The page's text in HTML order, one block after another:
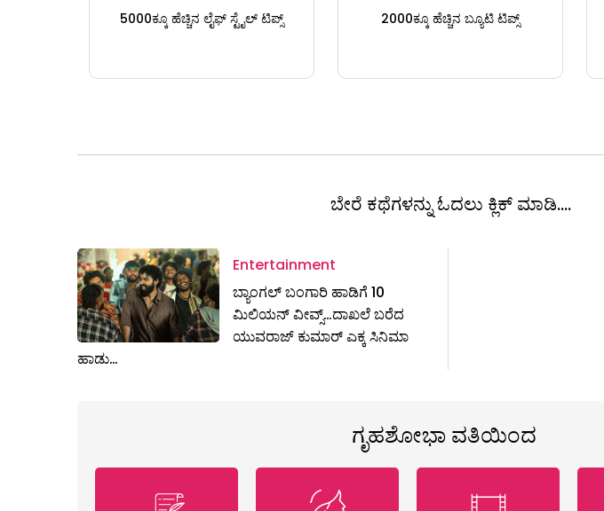
5000ಕ್ಕೂ ಹೆಚ್ಚಿನ ಲೈಫ್ ಸ್ಟೈಲ್ ಟಿಪ್ಸ್ 2000ಕ್ಕೂ ಹೆಚ್ಚಿನ ಬ್ಯೂಟಿ ಟಿಪ್ಸ್
ಬೇರೆ ಕಥೆಗಳನ್ನು ಓದಲು ಕ್ಲಿಕ್ ಮಾಡಿ....
Entertainment
ಬ್ಯಾಂಗಲ್ ಬಂಗಾರಿ ಹಾಡಿಗೆ 10
ಮಿಲಿಯನ್ ವೀವ್ಸ್…ದಾಖಲೆ ಬರೆದ
ಯುವರಾಜ್ ಕುಮಾರ್ ಎಕ್ಕ ಸಿನಿಮಾ
ಹಾಡು…
ಗೃಹಶೋಭಾ ವತಿಯಿಂದ